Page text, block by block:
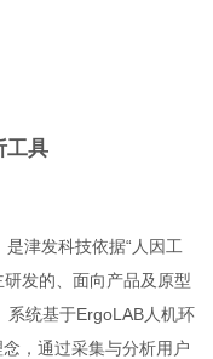
工具
是津发科技依据“人因工
发的、面向产品及原型
系统基于ErgoLAB人机环
，通过采集与分析用户